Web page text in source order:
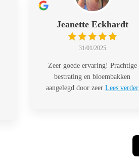
Jeanette Eckhardt
31/01/2025
Zeer goede ervaring! Prachtige
bestrating en bloembakken
aangelegd door zeer Lees verder